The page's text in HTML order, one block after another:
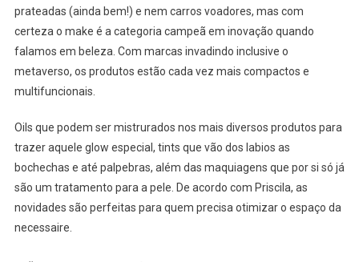
prateadas (ainda bem!) e nem carros voadores, mas com
certeza o make é a categoria campeã em inovação quando
falamos em beleza. Com marcas invadindo inclusive o
metaverso, os produtos estão cada vez mais compactos e
multifuncionais.
Oils que podem ser mistrurados nos mais diversos produtos para
trazer aquele glow especial, tints que vão dos labios as
bochechas e até palpebras, além das maquiagens que por si só já
são um tratamento para a pele. De acordo com Priscila, as
novidades são perfeitas para quem precisa otimizar o espaço da
necessaire.